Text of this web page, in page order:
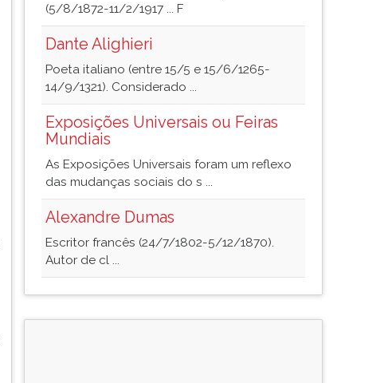
(5/8/1872-11/2/1917 ... F
Dante Alighieri
Poeta italiano (entre 15/5 e 15/6/1265-
14/9/1321). Considerado ...
Exposições Universais ou Feiras
Mundiais
As Exposições Universais foram um reflexo
das mudanças sociais do s ...
Alexandre Dumas
Escritor francês (24/7/1802-5/12/1870).
Autor de cl ...